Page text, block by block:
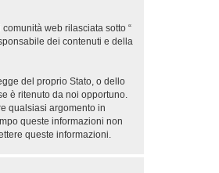
comunità web rilasciata sotto “
dei contenuti e della
del proprio Stato, o dello
è ritenuto da noi opportuno.
qualsiasi argomento in
queste informazioni non
queste informazioni.